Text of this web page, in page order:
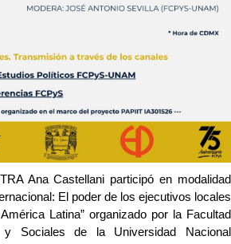
Ana Castellani participó en modalidad
El poder de los ejecutivos locales
Latina” organizado por la Facultad
Sociales de la Universidad Nacional